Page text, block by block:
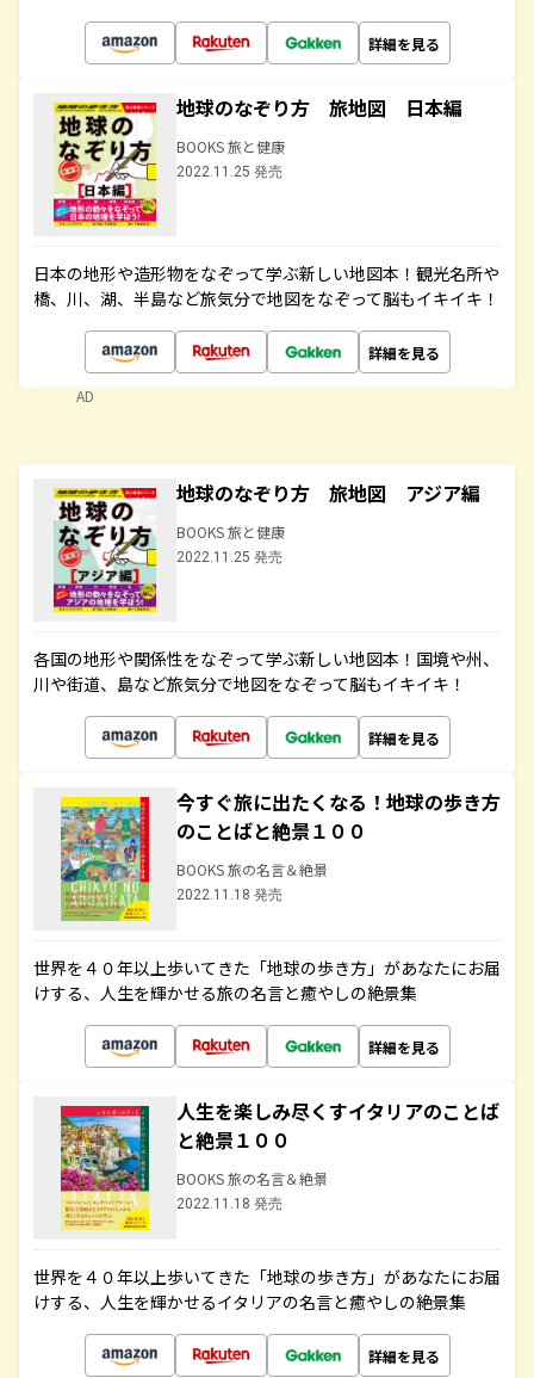
詳細を見る
地球のなぞり方 旅地図 日本編
BOOKS 旅と健康
2022.11.25 発売
日本の地形や造形物をなぞって学ぶ新しい地図本！観光名所や
橋、川、湖、半島など旅気分で地図をなぞって脳もイキイキ！
詳細を見る
AD
地球のなぞり方 旅地図 アジア編
BOOKS 旅と健康
2022.11.25 発売
各国の地形や関係性をなぞって学ぶ新しい地図本！国境や州、
川や街道、島など旅気分で地図をなぞって脳もイキイキ！
詳細を見る
今すぐ旅に出たくなる！地球の歩き方
のことばと絶景１００
BOOKS 旅の名言＆絶景
2022.11.18 発売
世界を４０年以上歩いてきた「地球の歩き方」があなたにお届
けする、人生を輝かせる旅の名言と癒やしの絶景集
詳細を見る
人生を楽しみ尽くすイタリアのことば
と絶景１００
BOOKS 旅の名言＆絶景
2022.11.18 発売
世界を４０年以上歩いてきた「地球の歩き方」があなたにお届
けする、人生を輝かせるイタリアの名言と癒やしの絶景集
詳細を見る